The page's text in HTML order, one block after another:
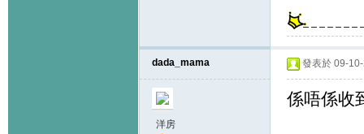
dada_mama
洋房
發表於 09-
係唔係收